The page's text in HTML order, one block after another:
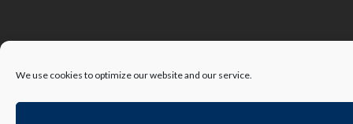
We use cookies to optimize our website and our service.